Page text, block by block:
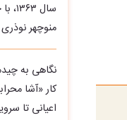
سال
منوچهر نوذری
نگاهی به
کار «آشا
اعیانی تا